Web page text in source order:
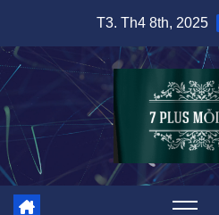
content
T3. Th4 8th, 2025